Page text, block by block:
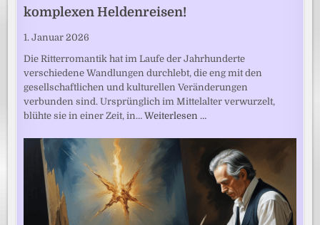
komplexen Heldenreisen!
1. Januar 2026
Die Ritterromantik hat im Laufe der Jahrhunderte
verschiedene Wandlungen durchlebt, die eng mit den
gesellschaftlichen und kulturellen Veränderungen
verbunden sind. Ursprünglich im Mittelalter verwurzelt,
blühte sie in einer Zeit, in…Weiterlesen …